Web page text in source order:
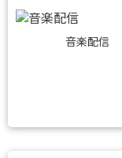
音楽配信